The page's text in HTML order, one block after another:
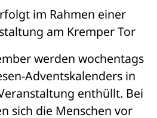
im Rahmen einer
am Kremper Tor
werden wochentags
Adventskalenders in
enthüllt. Bei
sich die Menschen vor